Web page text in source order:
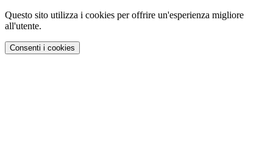
Questo sito utilizza i cookies per offrire un'esperienza migliore
all'utente.
Consenti i cookies